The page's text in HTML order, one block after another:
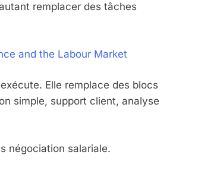
remplacer des tâches
and the Labour Market
Elle remplace des blocs
simple, support client, analyse
négociation salariale.